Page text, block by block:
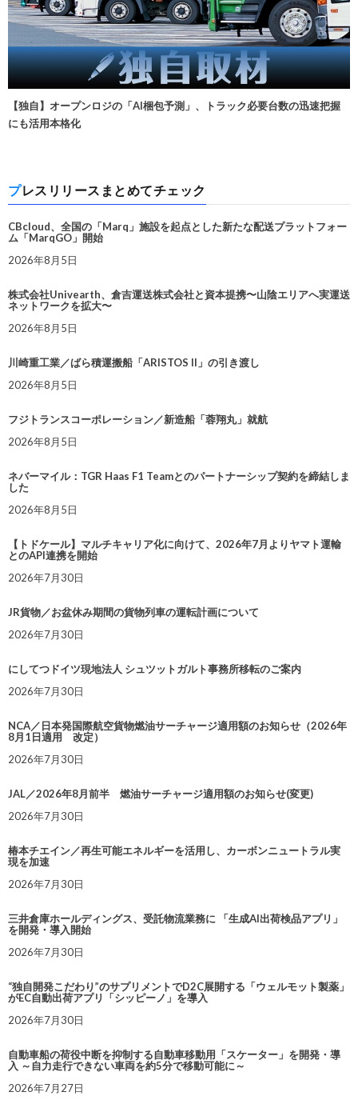
【独自】オープンロジの「AI梱包予測」、トラック必要台数の迅速把握
にも活用本格化
プレスリリースまとめてチェック
CBcloud、全国の「Marq」施設を起点とした新たな配送プラットフォー
ム「MarqGO」開始
2026年8月5日
株式会社Univearth、倉吉運送株式会社と資本提携〜山陰エリアへ実運送
ネットワークを拡大〜
2026年8月5日
川崎重工業／ばら積運搬船「ARISTOS II」の引き渡し
2026年8月5日
フジトランスコーポレーション／新造船「蓉翔丸」就航
2026年8月5日
ネバーマイル：TGR Haas F1 Teamとのパートナーシップ契約を締結しま
した
2026年8月5日
【トドケール】マルチキャリア化に向けて、2026年7月よりヤマト運輸
とのAPI連携を開始
2026年7月30日
JR貨物／お盆休み期間の貨物列車の運転計画について
2026年7月30日
にしてつドイツ現地法人 シュツットガルト事務所移転のご案内
2026年7月30日
NCA／日本発国際航空貨物燃油サーチャージ適用額のお知らせ（2026年
8月1日適用 改定）
2026年7月30日
JAL／2026年8月前半 燃油サーチャージ適用額のお知らせ(変更)
2026年7月30日
椿本チエイン／再生可能エネルギーを活用し、カーボンニュートラル実
現を加速
2026年7月30日
三井倉庫ホールディングス、受託物流業務に 「生成AI出荷検品アプリ」
を開発・導入開始
2026年7月30日
“独自開発こだわり”のサプリメントでD2C展開する「ウェルモット製薬」
がEC自動出荷アプリ「シッピーノ」を導入
2026年7月30日
自動車船の荷役中断を抑制する自動車移動用「スケーター」を開発・導
入 ～自力走行できない車両を約5分で移動可能に～
2026年7月27日